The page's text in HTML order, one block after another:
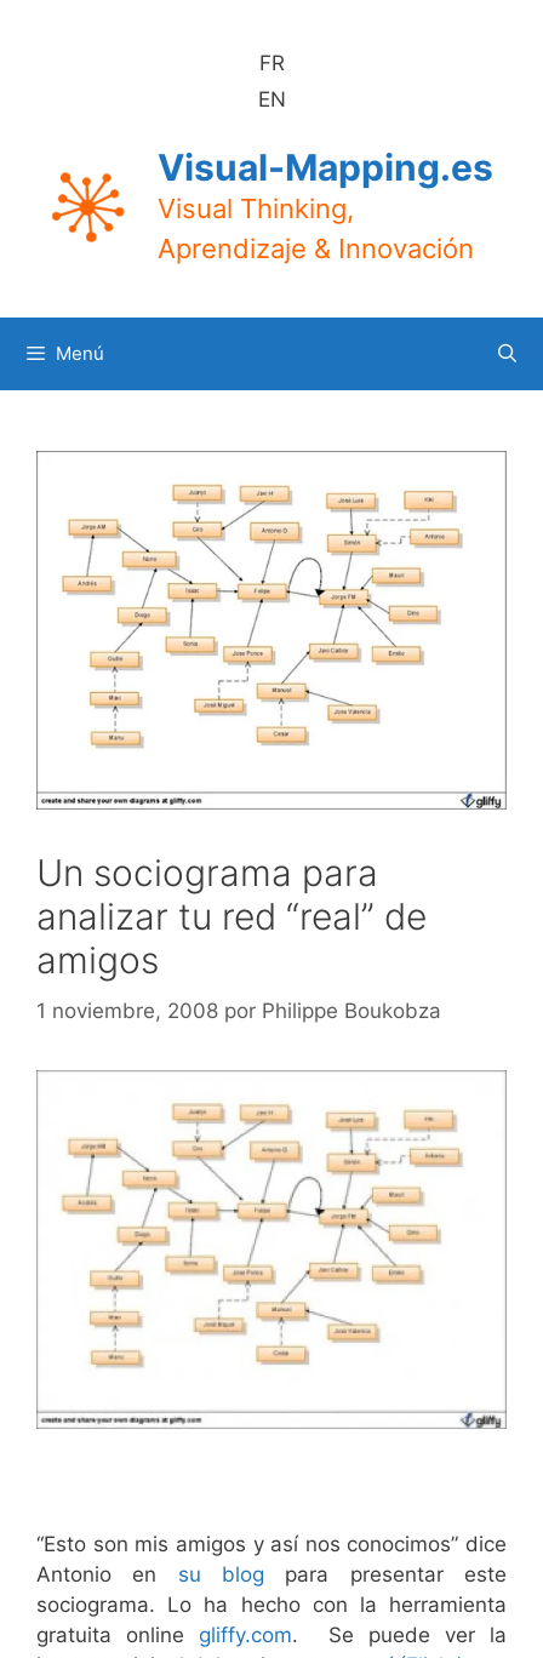
FR
EN
Visual-Mapping.es
Visual Thinking,
Aprendizaje & Innovación
Menú
Un sociograma para
analizar tu red “real” de
amigos
1 noviembre, 2008 por Philippe Boukobza
“Esto son mis amigos y así nos conocimos” dice
Antonio en su blog para presentar este
sociograma. Lo ha hecho con la herramienta
gratuita online gliffy.com. Se puede ver la